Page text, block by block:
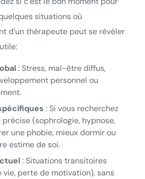
situations où
d’un thérapeute peut se révéler
: Stress, mal-être diffus,
personnel ou
: Si vous recherchez
(sophrologie, hypnose,
une phobie, mieux dormir ou
estime de soi.
: Situations transitoires
perte de motivation), sans